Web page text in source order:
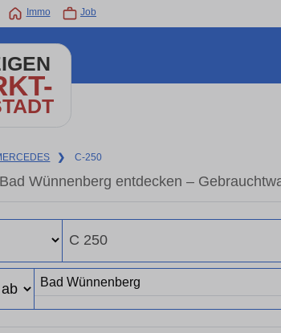
Immo Job
❯ C-250
Wünnenberg entdecken –